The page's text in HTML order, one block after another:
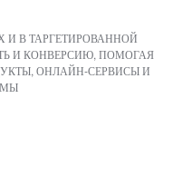
И В ТАРГЕТИРОВАННОЙ
И КОНВЕРСИЮ, ПОМОГАЯ
ОНЛАЙН‑СЕРВИСЫ И